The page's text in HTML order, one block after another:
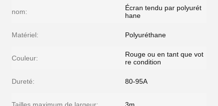
nom:
Écran tendu par polyurét
hane
Matériel: Polyuréthane
Couleur:
Rouge ou en tant que vot
re condition
Dureté: 80-95A